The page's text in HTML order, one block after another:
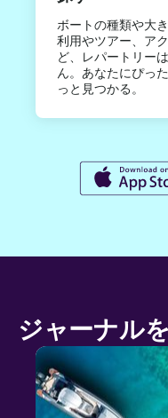
ボートの種類や大
利用やツアー、ア
ど、レパートリー
ん。あなたにぴっ
っと見つかる。
ジャーナル